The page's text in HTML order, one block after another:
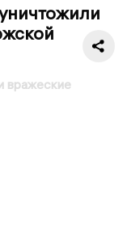
вражеские